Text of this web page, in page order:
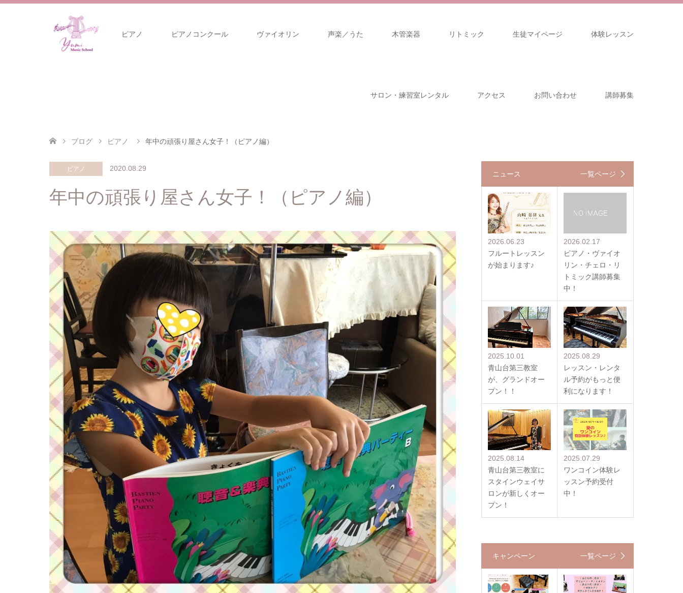
ピアノ ピアノコンクール ヴァイオリン 声楽／うた 木管楽器 リトミック 生徒マイページ 体験レッスン
サロン・練習室レンタル アクセス お問い合わせ 講師募集
ブログ ピアノ 年中の頑張り屋さん女子！（ピアノ編）
ピアノ 2020.08.29
年中の頑張り屋さん女子！（ピアノ編）
ニュース 一覧ページ
2026.06.23
フルートレッスン
が始まります♪
2026.02.17
ピアノ・ヴァイオ
リン・チェロ・リ
トミック講師募集
中！
2025.10.01
青山台第三教室
が、グランドオー
プン！！
2025.08.29
レッスン・レンタ
ル予約がもっと便
利になります！
2025.08.14
青山台第三教室に
スタインウェイサ
ロンが新しくオー
プン！
2025.07.29
ワンコイン体験レ
ッスン予約受付
中！
キャンペーン 一覧ページ